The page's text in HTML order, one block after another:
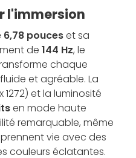
l'immersion
6,78 pouceset sa
de 144 Hz, le
chaque
et agréable. La
1272) et la luminosité
en mode haute
remarquable, même
vie avec des
couleurs éclatantes.